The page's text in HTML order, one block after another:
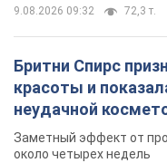
9.08.2026 09:32 72,3 т.
Бритни Спирс
красоты и
неудачной
так почти месяц
Заметный эффект от
около четырех недель